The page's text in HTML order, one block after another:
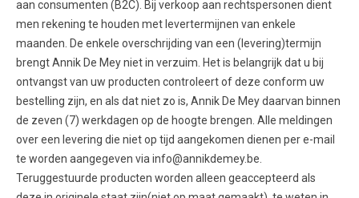
aan consumenten (B2C). Bij verkoop aan rechtspersonen dient
men rekening te houden met levertermijnen van enkele
maanden. De enkele overschrijding van een (levering)termijn
brengt Annik De Mey niet in verzuim. Het is belangrijk dat u bij
ontvangst van uw producten controleert of deze conform uw
bestelling zijn, en als dat niet zo is, Annik De Mey daarvan binnen
de zeven (7) werkdagen op de hoogte brengen. Alle meldingen
over een levering die niet op tijd aangekomen dienen per e-mail
te worden aangegeven via info@annikdemey.be.
Teruggestuurde producten worden alleen geaccepteerd als